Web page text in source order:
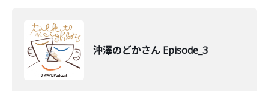
沖澤のどかさん Episode_3